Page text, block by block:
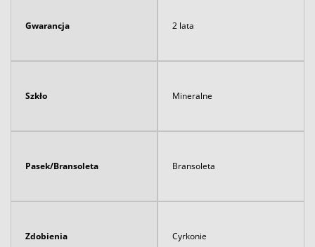
Gwarancja 2 lata
Szkło Mineralne
Pasek/Bransoleta Bransoleta
Zdobienia Cyrkonie